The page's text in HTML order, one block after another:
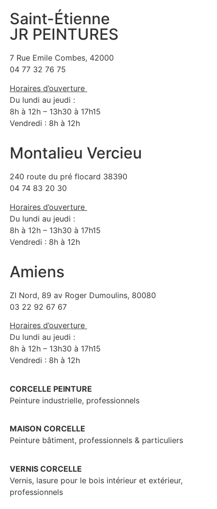
Saint-Étienne
JR PEINTURES
7 Rue Emile Combes, 42000
04 77 32 76 75
Horaires d’ouverture
Du lundi au jeudi :
8h à 12h – 13h30 à 17h15
Vendredi : 8h à 12h
Montalieu Vercieu
240 route du pré flocard 38390
04 74 83 20 30
Horaires d’ouverture
Du lundi au jeudi :
8h à 12h – 13h30 à 17h15
Vendredi : 8h à 12h
Amiens
ZI Nord, 89 av Roger Dumoulins, 80080
03 22 92 67 67
Horaires d’ouverture
Du lundi au jeudi :
8h à 12h – 13h30 à 17h15
Vendredi : 8h à 12h
CORCELLE PEINTURE
Peinture industrielle, professionnels
MAISON CORCELLE
Peinture bâtiment, professionnels & particuliers
VERNIS CORCELLE
Vernis, lasure pour le bois intérieur et extérieur,
professionnels